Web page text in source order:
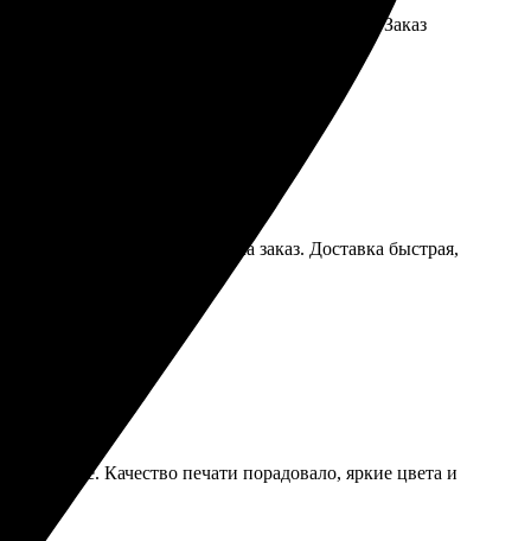
вежливые, помогают с вопросами. Заказ
загрузила фото и оформила заказ. Доставка быстрая,
Качество печати порадовало, яркие цвета и